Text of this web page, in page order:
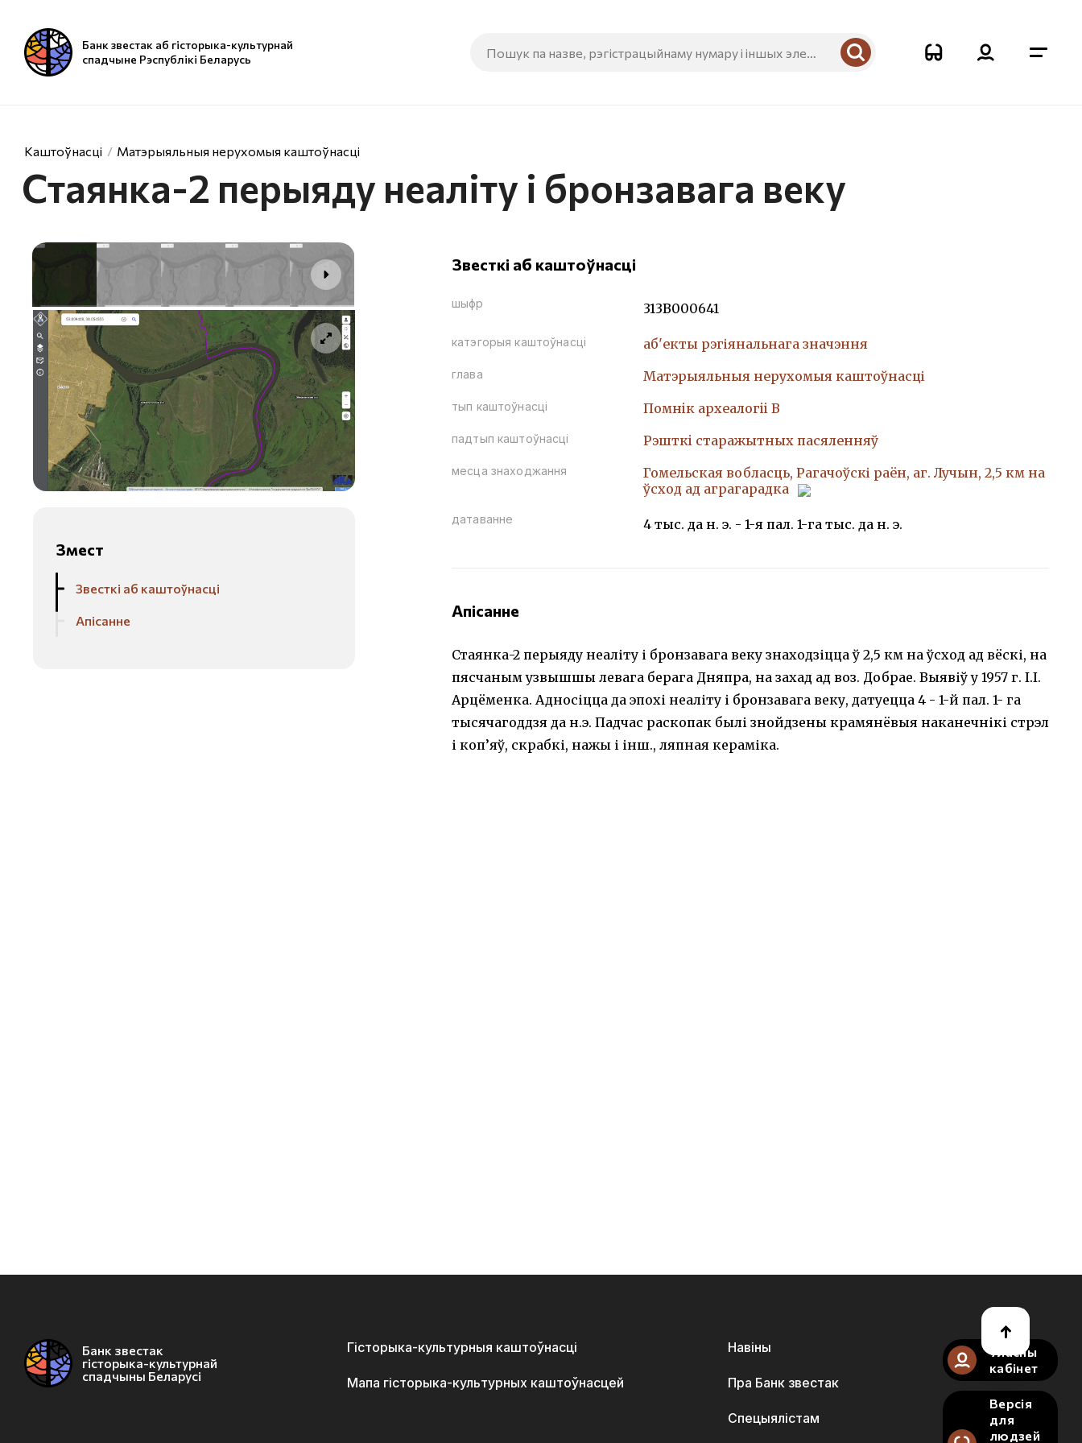
Банк звестак аб гісторыка-культурнай
спадчыне Рэспублікі Беларусь
Каштоўнасці Матэрыяльныя нерухомыя каштоўнасці
Стаянка-2 перыяду неаліту і бронзавага веку
Змест
Звесткі аб каштоўнасці
Апісанне
Звесткі аб каштоўнасці
шыфр 313В000641
катэгорыя каштоўнасці аб'екты рэгіянальнага значэння
глава Матэрыяльныя нерухомыя каштоўнасці
тып каштоўнасці Помнiк археалогii В
падтып каштоўнасці Рэшткi старажытных пасяленняў
месца знаходжання
Гомельская вобласць, Рагачоўскі раён, аг. Лучын, 2,5 км на
ўсход ад аграгарадка
датаванне 4 тыс. да н. э. - 1-я пал. 1-га тыс. да н. э.
Апісанне
Стаянка-2 перыяду неаліту і бронзавага веку знаходзіцца ў 2,5 км на ўсход ад вёскі, на
пясчаным узвышшы левага берага Дняпра, на захад ад воз. Добрае. Выявіў у 1957 г. І.І.
Арцёменка. Адносіцца да эпохі неаліту і бронзавага веку, датуецца 4 - 1-й пал. 1- га
тысячагоддзя да н.э. Падчас раскопак былі знойдзены крамянёвыя наканечнікі стрэл
і коп’яў, скрабкі, нажы і інш., ляпная кераміка.
Банк звестак
гісторыка-культурнай
спадчыны Беларусі
Гісторыка-культурныя каштоўнасці
Мапа гісторыка-культурных каштоўнасцей
Навіны
Пра Банк звестак
Спецыялістам
Уласны
кабінет
Версія
для
людзей